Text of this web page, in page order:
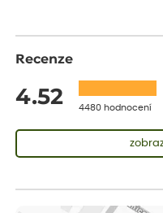
Recenze
4.52 4480 hodnocení